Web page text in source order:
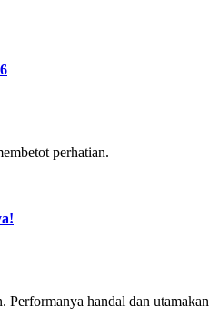
perhatian.
handal dan utamakan